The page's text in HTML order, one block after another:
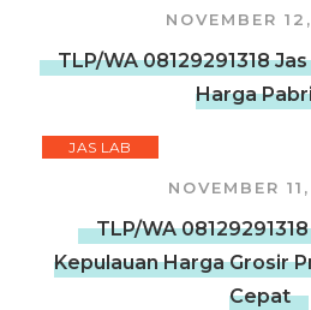
NOVEMBER
TLP/WA 08129291318
Harga
JAS LAB
NOVEMBER
TLP/WA
Kepulauan Harga Grosir
Cepat